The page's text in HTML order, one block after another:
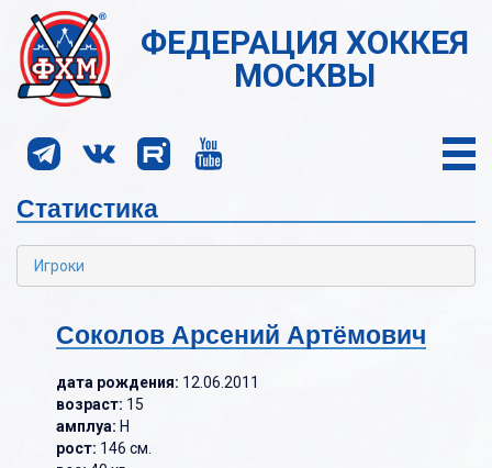
ФЕДЕРАЦИЯ ХОККЕЯ
МОСКВЫ
Статистика
Игроки
Соколов Арсений Артёмович
дата рождения: 12.06.2011
возраст: 15
амплуа: Н
рост: 146 см.